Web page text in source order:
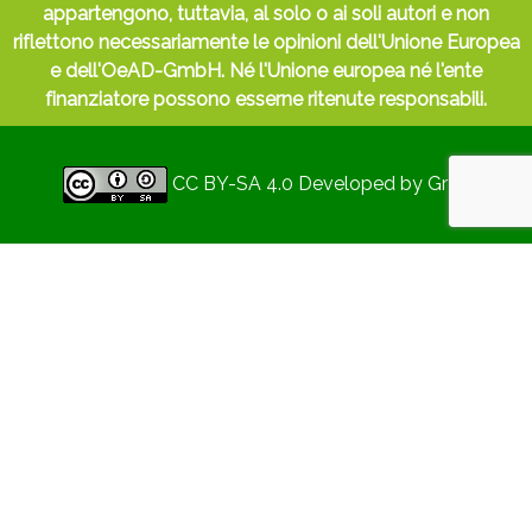
appartengono, tuttavia, al solo o ai soli autori e non
riflettono necessariamente le opinioni dell'Unione Europea
e dell'OeAD-GmbH. Né l'Unione europea né l'ente
finanziatore possono esserne ritenute responsabili.
CC BY-SA 4.0 Developed by Gryd